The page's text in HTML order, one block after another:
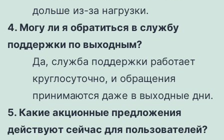
дольше из-за нагрузки.
4. Могу ли я обратиться в службу
поддержки по выходным?
Да, служба поддержки работает
круглосуточно, и обращения
принимаются даже в выходные дни.
5. Какие акционные предложения
действуют сейчас для пользователей?